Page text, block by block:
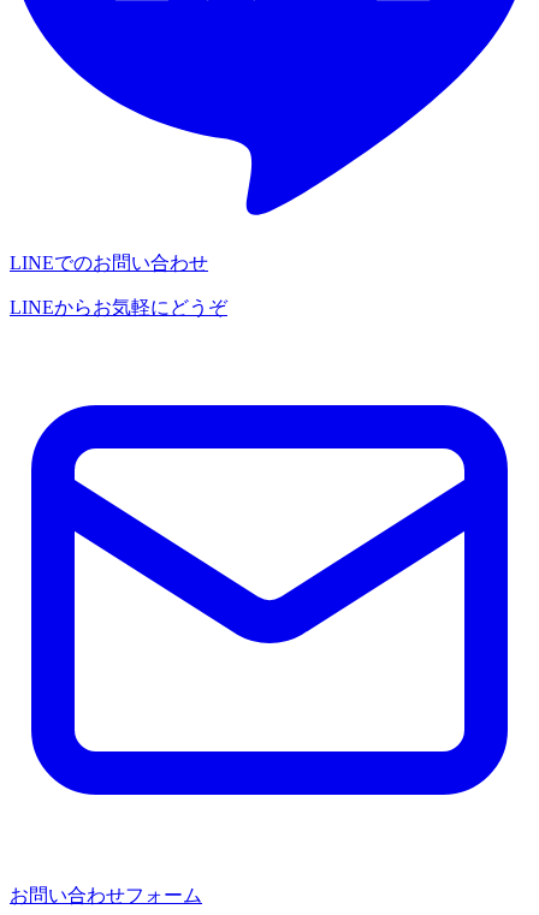
LINEでのお問い合わせ
LINEからお気軽にどうぞ
お問い合わせフォーム